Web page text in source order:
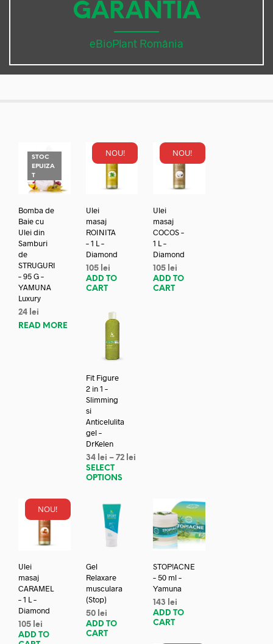
GARANTIA
eBioPlant România
STOC
EPUIZA
T
Bomba de
Baie cu
Ulei din
Samburi
de
STRUGURI
– 95 G –
YAMUNA
Luxury
24 lei
READ MORE
NOU!
Ulei
masaj
ROINITA
– 1 L –
Diamond
105 lei
ADD TO
CART
NOU!
Ulei
masaj
COCOS –
1 L –
Diamond
105 lei
ADD TO
CART
Fit Figure
2 in 1 –
Slimming
si
Anticelulita
gel –
DrKelen
34 lei – 72 lei
SELECT
OPTIONS
NOU!
Ulei
masaj
CARAMEL
– 1 L –
Diamond
105 lei
ADD TO
Gel
Relaxare
musculara
(Stop)
50 lei
ADD TO
CART
STOP!ACNE
– 50 ml –
Yamuna
143
lei
ADD TO
CART